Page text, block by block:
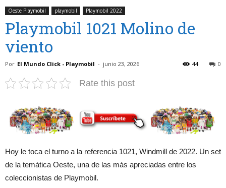
Oeste Playmobil playmobil Playmobil 2022
Playmobil 1021 Molino de
viento
Por El Mundo Click - Playmobil - junio 23, 2026 0
44
Rate this post
Hoy le toca el turno a la referencia 1021, Windmill de 2022. Un set
de la temática Oeste, una de las más apreciadas entre los
coleccionistas de Playmobil.